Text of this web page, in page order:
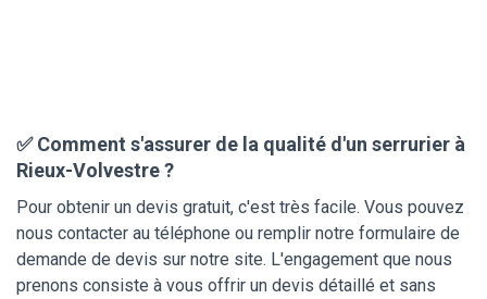
✅ Comment s'assurer de la qualité d'un serrurier à
Rieux-Volvestre ?
Pour obtenir un devis gratuit, c'est très facile. Vous pouvez
nous contacter au téléphone ou remplir notre formulaire de
demande de devis sur notre site. L'engagement que nous
prenons consiste à vous offrir un devis détaillé et sans